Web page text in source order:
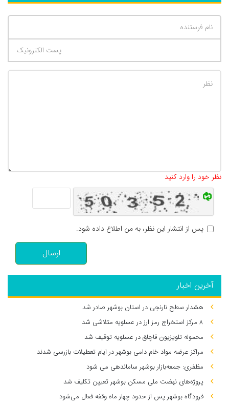
نظر خود را وارد کنید
پس از انتشار این نظر، به من اطلاع داده شود.
ارسال
آخرین اخبار
هشدار سطح نارنجی در استان بوشهر صادر شد
۸ مرکز استخراج رمز ارز در عسلویه متلاشی شد
محموله تلویزیون قاچاق در عسلویه توقیف شد
مراکز عرضه مواد خام دامی بوشهر در ایام تعطیلات بازرسی شدند
مظفری: جمعه‌بازار بوشهر ساماندهی می‌ شود
پروژه‌های نهضت ملی مسکن بوشهر تعیین تکلیف شد
فرودگاه بوشهر پس از حدود چهار ماه وقفه فعال می‌شود